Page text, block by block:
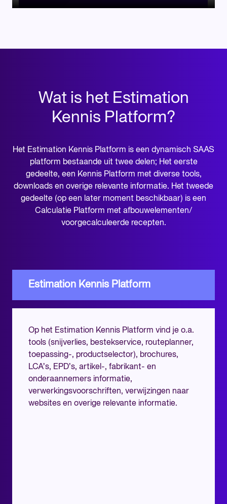
Wat is het Estimation
Kennis Platform?
Het Estimation Kennis Platform is een dynamisch SAAS
platform bestaande uit twee delen; Het eerste
gedeelte, een Kennis Platform met diverse tools,
downloads en overige relevante informatie. Het tweede
gedeelte (op een later moment beschikbaar) is een
Calculatie Platform met afbouwelementen/
voorgecalculeerde recepten.
Estimation Kennis Platform
Op het Estimation Kennis Platform vind je o.a.
tools (snijverlies, bestekservice, routeplanner,
toepassing-, productselector), brochures,
LCA’s, EPD’s, artikel-, fabrikant- en
onderaannemers informatie,
verwerkingsvoorschriften, verwijzingen naar
websites en overige relevante informatie.